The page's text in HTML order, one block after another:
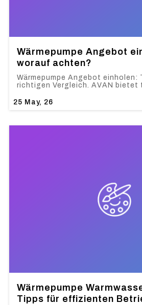
Wärmepumpe Angebot
worauf achten?
25 May, 26
Wärmepumpe Angebot einholen:
richtigen Vergleich. AVAN bietet
Wärmepumpe
Tipps für effizienten